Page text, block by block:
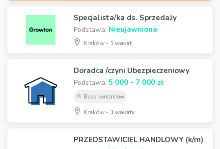
Specjalista/ka ds. Sprzedaży
Podstawa: Nieujawniona
Kraków - 1 wakat
Doradca /czyni Ubezpieczeniowy
Podstawa: 5 000 - 7 000 zł
Baza kontaktów
Kraków -3 wakaty
PRZEDSTAWICIEL HANDLOWY (k/m)